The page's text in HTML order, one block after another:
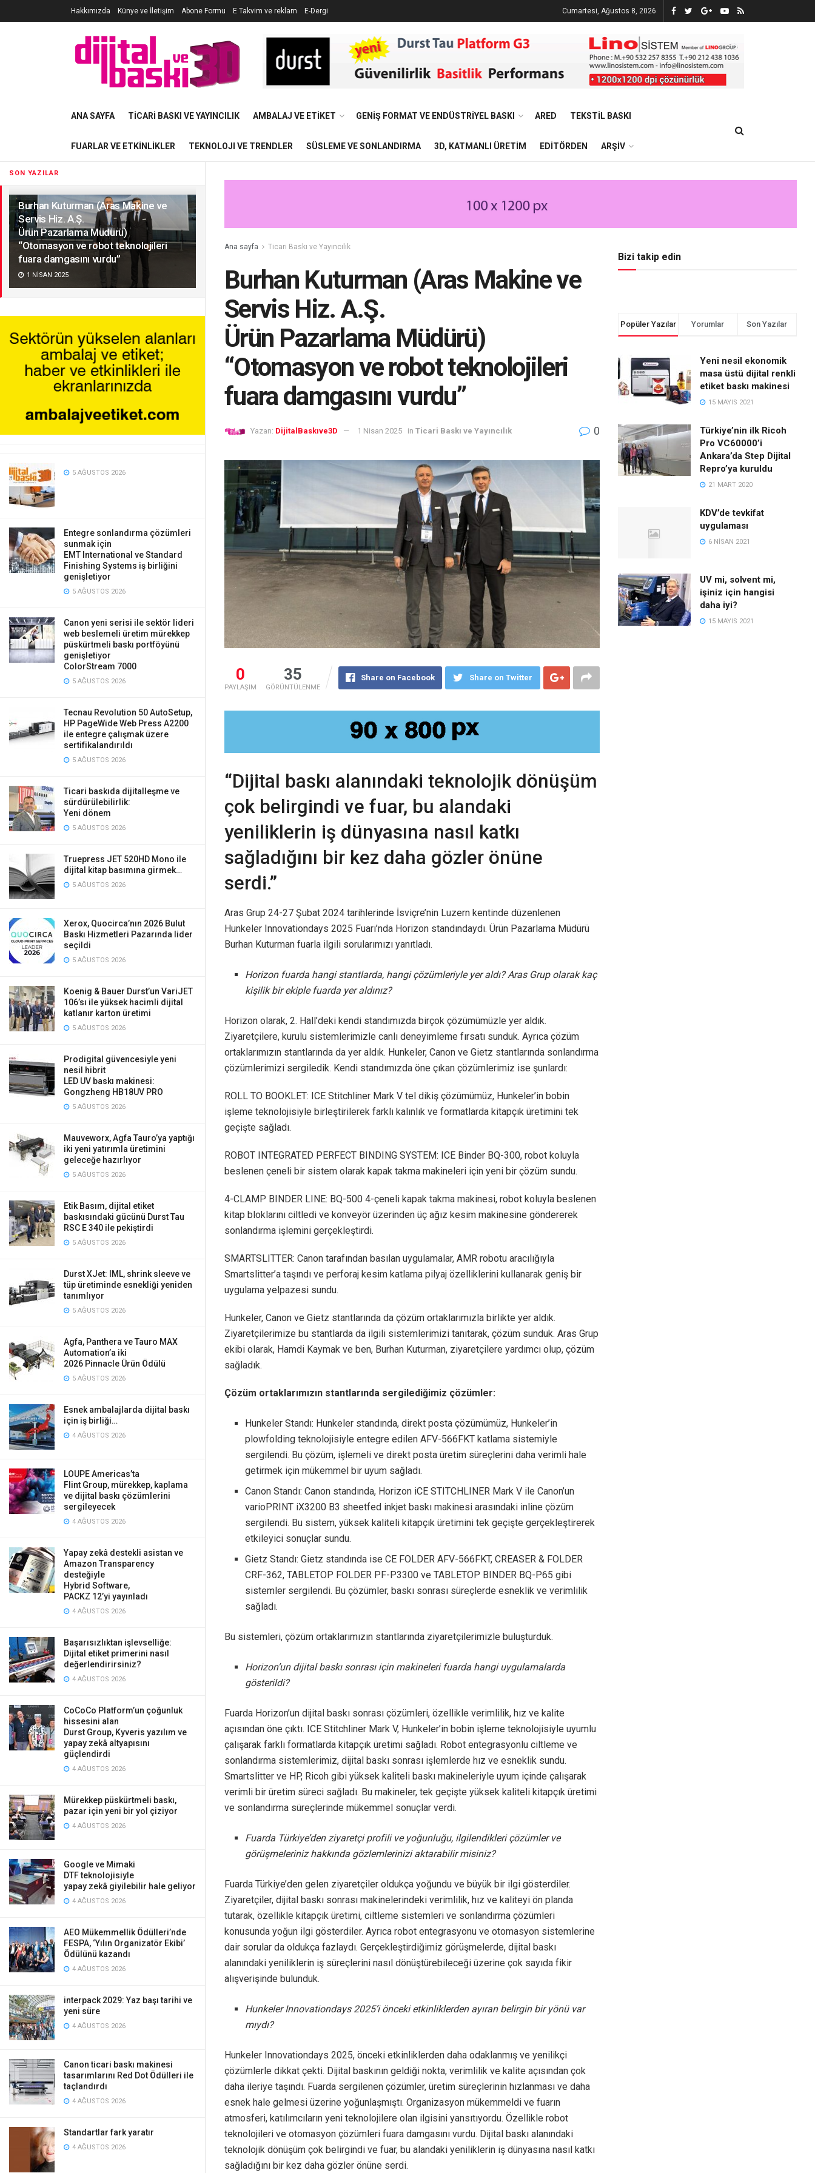
SON YAZILAR
Burhan Kuturman (Aras Makine ve
Servis Hiz. A.Ş.
Ürün Pazarlama Müdürü)
“Otomasyon ve robot teknolojileri
fuara damgasını vurdu”
1 NISAN 2025
5 AĞUSTOS 2026
Entegre sonlandırma çözümleri
sunmak için
EMT International ve Standard
Finishing Systems iş birliğini
genişletiyor
5 AĞUSTOS 2026
Canon yeni serisi ile sektör lideri
web beslemeli üretim mürekkep
püskürtmeli baskı portföyünü
genişletiyor
ColorStream 7000
5 AĞUSTOS 2026
Tecnau Revolution 50 AutoSetup,
HP PageWide Web Press A2200
ile entegre çalışmak üzere
sertifikalandırıldı
5 AĞUSTOS 2026
Ticari baskıda dijitalleşme ve
sürdürülebilirlik:
Yeni dönem
5 AĞUSTOS 2026
Truepress JET 520HD Mono ile
dijital kitap basımına girmek…
5 AĞUSTOS 2026
Xerox, Quocirca’nın 2026 Bulut
Baskı Hizmetleri Pazarında lider
seçildi
5 AĞUSTOS 2026
Koenig & Bauer Durst’un VariJET
106’sı ile yüksek hacimli dijital
katlanır karton üretimi
5 AĞUSTOS 2026
Prodigital güvencesiyle yeni
nesil hibrit
LED UV baskı makinesi:
Gongzheng HB18UV PRO
5 AĞUSTOS 2026
Mauveworx, Agfa Tauro’ya yaptığı
iki yeni yatırımla üretimini
geleceğe hazırlıyor
5 AĞUSTOS 2026
Etik Basım, dijital etiket
baskısındaki gücünü Durst Tau
RSC E 340 ile pekiştirdi
5 AĞUSTOS 2026
Durst XJet: IML, shrink sleeve ve
tüp üretiminde esnekliği yeniden
tanımlıyor
5 AĞUSTOS 2026
Agfa, Panthera ve Tauro MAX
Automation’a iki
2026 Pinnacle Ürün Ödülü
5 AĞUSTOS 2026
Esnek ambalajlarda dijital baskı
için iş birliği…
4 AĞUSTOS 2026
LOUPE Americas’ta
Flint Group, mürekkep, kaplama
ve dijital baskı çözümlerini
sergileyecek
4 AĞUSTOS 2026
Yapay zekâ destekli asistan ve
Amazon Transparency
desteğiyle
Hybrid Software,
PACKZ 12’yi yayınladı
4 AĞUSTOS 2026
Başarısızlıktan işlevselliğe:
Dijital etiket primerini nasıl
değerlendirirsiniz?
4 AĞUSTOS 2026
CoCoCo Platform’un çoğunluk
hissesini alan
Durst Group, Kyveris yazılım ve
yapay zekâ altyapısını
güçlendirdi
4 AĞUSTOS 2026
Mürekkep püskürtmeli baskı,
pazar için yeni bir yol çiziyor
4 AĞUSTOS 2026
Google ve Mimaki
DTF teknolojisiyle
yapay zekâ giyilebilir hale geliyor
4 AĞUSTOS 2026
AEO Mükemmellik Ödülleri’nde
FESPA, ‘Yılın Organizatör Ekibi’
Ödülünü kazandı
4 AĞUSTOS 2026
interpack 2029: Yaz başı tarihi ve
yeni süre
4 AĞUSTOS 2026
Canon ticari baskı makinesi
tasarımlarını Red Dot Ödülleri ile
taçlandırdı
4 AĞUSTOS 2026
Standartlar fark yaratır
4 AĞUSTOS 2026
Hakkımızda Künye ve İletişim Abone Formu E Takvim ve reklam E-Dergi Cumartesi, Ağustos 8, 2026
ANA SAYFA TICARI BASKI VE YAYINCILIK AMBALAJ VE ETIKET GENIŞ FORMAT VE ENDÜSTRIYEL BASKI ARED TEKSTIL BASKI
FUARLAR VE ETKINLIKLER TEKNOLOJI VE TRENDLER SÜSLEME VE SONLANDIRMA 3D, KATMANLI ÜRETIM EDITÖRDEN ARŞIV
Ana sayfa Ticari Baskı ve Yayıncılık
Burhan Kuturman (Aras Makine ve
Servis Hiz. A.Ş.
Ürün Pazarlama Müdürü)
“Otomasyon ve robot teknolojileri
fuara damgasını vurdu”
Yazan: DijitalBaskıve3D 1 Nisan 2025 in Ticari Baskı ve Yayıncılık 0
0
PAYLAŞIM
35
GÖRÜNTÜLENME
Share on Facebook Share on Twitter
“Dijital baskı alanındaki teknolojik dönüşüm
çok belirgindi ve fuar, bu alandaki
yeniliklerin iş dünyasına nasıl katkı
sağladığını bir kez daha gözler önüne
serdi.”
Aras Grup 24-27 Şubat 2024 tarihlerinde İsviçre’nin Luzern kentinde düzenlenen
Hunkeler Innovationdays 2025 Fuarı’nda Horizon standındaydı. Ürün Pazarlama Müdürü
Burhan Kuturman fuarla ilgili sorularımızı yanıtladı.
Horizon fuarda hangi stantlarda, hangi çözümleriyle yer aldı? Aras Grup olarak kaç
kişilik bir ekiple fuarda yer aldınız?
Horizon olarak, 2. Hall’deki kendi standımızda birçok çözümümüzle yer aldık.
Ziyaretçilere, kurulu sistemlerimizle canlı deneyimleme fırsatı sunduk. Ayrıca çözüm
ortaklarımızın stantlarında da yer aldık. Hunkeler, Canon ve Gietz stantlarında sonlandırma
çözümlerimizi sergiledik. Kendi standımızda öne çıkan çözümlerimiz ise şunlardı:
ROLL TO BOOKLET: ICE Stitchliner Mark V tel dikiş çözümümüz, Hunkeler’in bobin
işleme teknolojisiyle birleştirilerek farklı kalınlık ve formatlarda kitapçık üretimini tek
geçişte sağladı.
ROBOT INTEGRATED PERFECT BINDING SYSTEM: ICE Binder BQ-300, robot koluyla
beslenen çeneli bir sistem olarak kapak takma makineleri için yeni bir çözüm sundu.
4-CLAMP BINDER LINE: BQ-500 4-çeneli kapak takma makinesi, robot koluyla beslenen
kitap bloklarını ciltledi ve konveyör üzerinden üç ağız kesim makinesine göndererek
sonlandırma işlemini gerçekleştirdi.
SMARTSLITTER: Canon tarafından basılan uygulamalar, AMR robotu aracılığıyla
Smartslitter’a taşındı ve perforaj kesim katlama pilyaj özelliklerini kullanarak geniş bir
uygulama yelpazesi sundu.
Hunkeler, Canon ve Gietz stantlarında da çözüm ortaklarımızla birlikte yer aldık.
Ziyaretçilerimize bu stantlarda da ilgili sistemlerimizi tanıtarak, çözüm sunduk. Aras Grup
ekibi olarak, Hamdi Kaymak ve ben, Burhan Kuturman, ziyaretçilere yardımcı olup, çözüm
sağladık.
Çözüm ortaklarımızın stantlarında sergilediğimiz çözümler:
Hunkeler Standı: Hunkeler standında, direkt posta çözümümüz, Hunkeler’in
plowfolding teknolojisiyle entegre edilen AFV-566FKT katlama sistemiyle
sergilendi. Bu çözüm, işlemeli ve direkt posta üretim süreçlerini daha verimli hale
getirmek için mükemmel bir uyum sağladı.
Canon Standı: Canon standında, Horizon iCE STITCHLINER Mark V ile Canon’un
varioPRINT iX3200 B3 sheetfed inkjet baskı makinesi arasındaki inline çözüm
sergilendi. Bu sistem, yüksek kaliteli kitapçık üretimini tek geçişte gerçekleştirerek
etkileyici sonuçlar sundu.
Gietz Standı: Gietz standında ise CE FOLDER AFV-566FKT, CREASER & FOLDER
CRF-362, TABLETOP FOLDER PF-P3300 ve TABLETOP BINDER BQ-P65 gibi
sistemler sergilendi. Bu çözümler, baskı sonrası süreçlerde esneklik ve verimlilik
sağladı.
Bu sistemleri, çözüm ortaklarımızın stantlarında ziyaretçilerimizle buluşturduk.
Horizon’un dijital baskı sonrası için makineleri fuarda hangi uygulamalarda
gösterildi?
Fuarda Horizon’un dijital baskı sonrası çözümleri, özellikle verimlilik, hız ve kalite
açısından öne çıktı. ICE Stitchliner Mark V, Hunkeler’in bobin işleme teknolojisiyle uyumlu
çalışarak farklı formatlarda kitapçık üretimi sağladı. Robot entegrasyonlu ciltleme ve
sonlandırma sistemlerimiz, dijital baskı sonrası işlemlerde hız ve esneklik sundu.
Smartslitter ve HP, Ricoh gibi yüksek kaliteli baskı makineleriyle uyum içinde çalışarak
verimli bir üretim süreci sağladı. Bu makineler, tek geçişte yüksek kaliteli kitapçık üretimi
ve sonlandırma süreçlerinde mükemmel sonuçlar verdi.
Fuarda Türkiye’den ziyaretçi profili ve yoğunluğu, ilgilendikleri çözümler ve
görüşmeleriniz hakkında gözlemlerinizi aktarabilir misiniz?
Fuarda Türkiye’den gelen ziyaretçiler oldukça yoğundu ve büyük bir ilgi gösterdiler.
Ziyaretçiler, dijital baskı sonrası makinelerindeki verimlilik, hız ve kaliteyi ön planda
tutarak, özellikle kitapçık üretimi, ciltleme sistemleri ve sonlandırma çözümleri
konusunda yoğun ilgi gösterdiler. Ayrıca robot entegrasyonu ve otomasyon sistemlerine
dair sorular da oldukça fazlaydı. Gerçekleştirdiğimiz görüşmelerde, dijital baskı
alanındaki yeniliklerin iş süreçlerini nasıl dönüştürebileceği üzerine çok sayıda fikir
alışverişinde bulunduk.
Hunkeler Innovationdays 2025’i önceki etkinliklerden ayıran belirgin bir yönü var
mıydı?
Hunkeler Innovationdays 2025, önceki etkinliklerden daha odaklanmış ve yenilikçi
çözümlerle dikkat çekti. Dijital baskının geldiği nokta, verimlilik ve kalite açısından çok
daha ileriye taşındı. Fuarda sergilenen çözümler, üretim süreçlerinin hızlanması ve daha
esnek hale gelmesi üzerine yoğunlaşmıştı. Organizasyon mükemmeldi ve fuarın
atmosferi, katılımcıların yeni teknolojilere olan ilgisini yansıtıyordu. Özellikle robot
teknolojileri ve otomasyon çözümleri fuara damgasını vurdu. Dijital baskı alanındaki
teknolojik dönüşüm çok belirgindi ve fuar, bu alandaki yeniliklerin iş dünyasına nasıl katkı
sağladığını bir kez daha gözler önüne serdi.
Bizi takip edin
Popüler Yazılar Yorumlar Son Yazılar
Yeni nesil ekonomik
masa üstü dijital renkli
etiket baskı makinesi
15 MAYIS 2021
Türkiye’nin ilk Ricoh
Pro VC60000’i
Ankara’da Step Dijital
Repro’ya kuruldu
21 MART 2020
KDV’de tevkifat
uygulaması
6 NISAN 2021
UV mi, solvent mi,
işiniz için hangisi
daha iyi?
15 MAYIS 2021